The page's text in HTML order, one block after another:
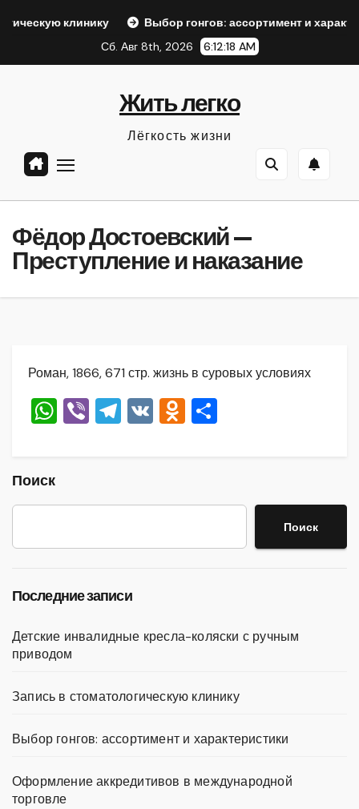
Выбор гонгов: ассортимент и характеристики
Сб. Авг 8th, 2026
6:12:19 AM
Жить легко
Лёгкость жизни
Фёдор Достоевский —
Преступление и наказание
Роман, 1866, 671 стр. жизнь в суровых условиях
W
A
p
Vi T
a
m
V O
kl
a
в
и
Поиск
Поиск
Последние записи
Детские инвалидные кресла-коляски с ручным
приводом
Запись в стоматологическую клинику
Выбор гонгов: ассортимент и характеристики
Оформление аккредитивов в международной
торговле